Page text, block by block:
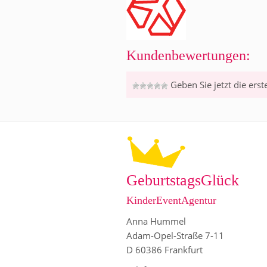
Kundenbewertungen:
Geben Sie jetzt die
GeburtstagsGlück
KinderEventAgentur
Anna Hummel
Adam-Opel-Straße 7-11
D 60386 Frankfurt